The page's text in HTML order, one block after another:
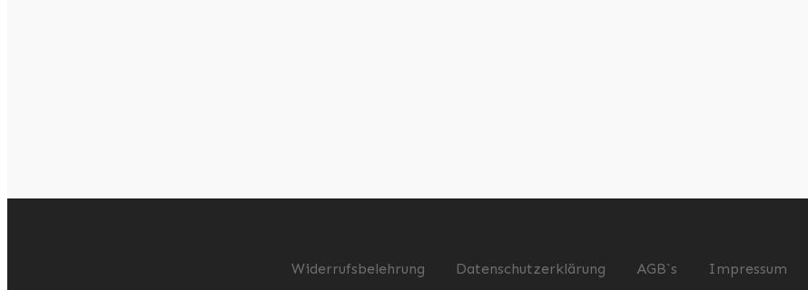
Widerrufsbelehrung Datenschutzerklärung AGB`s Impressum